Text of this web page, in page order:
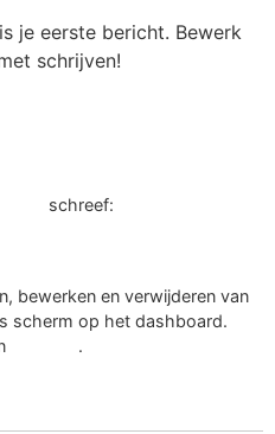
je eerste bericht. Bewerk
schrijven!
schreef:
bewerken en verwijderen van
scherm op het dashboard.
.